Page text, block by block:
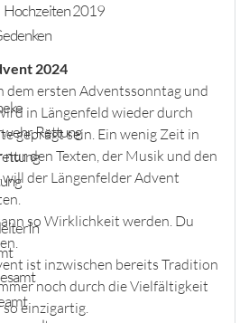
Hochzeiten 2019
Rettung
2024
dem ersten Adventssonntag und
in Längenfeld wieder durch
geprägt sein. Ein wenig Zeit in
den Texten, der Musik und den
will der Längenfelder Advent
so Wirklichkeit werden. Du
ist inzwischen bereits Tradition
noch durch die Vielfältigkeit
einzigartig.